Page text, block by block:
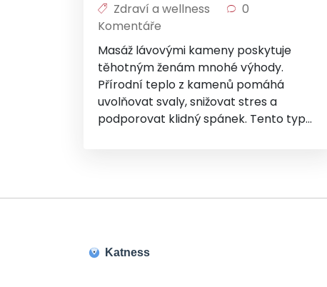
těhotenství
Zdraví a wellness
0
Komentáře
Masáž lávovými kameny poskytuje
těhotným ženám mnohé výhody.
Přírodní teplo z kamenů pomáhá
uvolňovat svaly, snižovat stres a
podporovat klidný spánek. Tento typ